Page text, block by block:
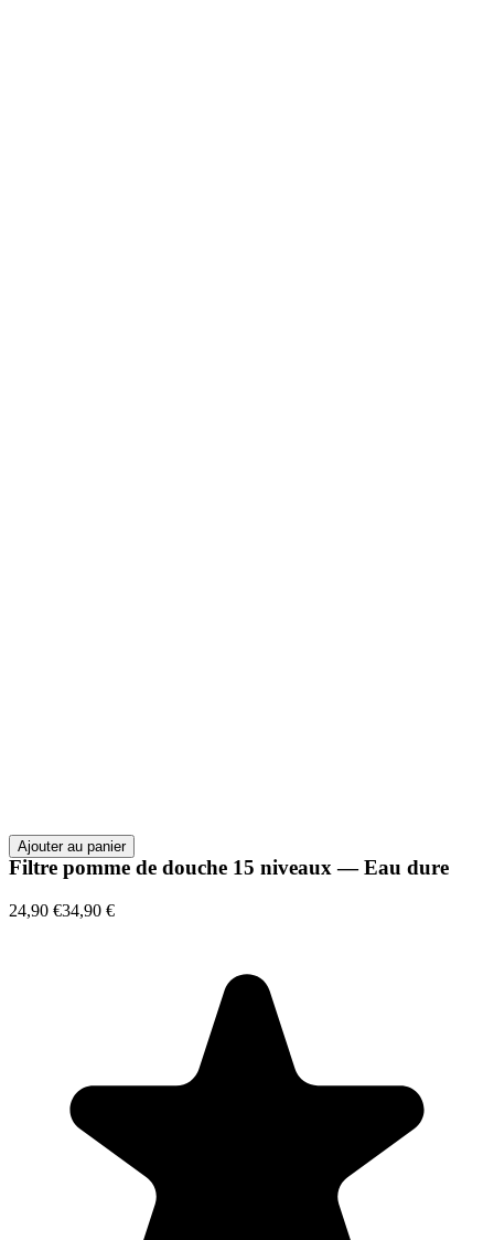
Ajouter au panier
Filtre pomme de douche 15 niveaux — Eau dure
24,90 €34,90 €